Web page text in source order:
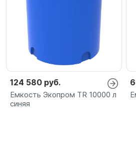
124 580 руб.
Емкость Экопром TR 10000 л
синяя